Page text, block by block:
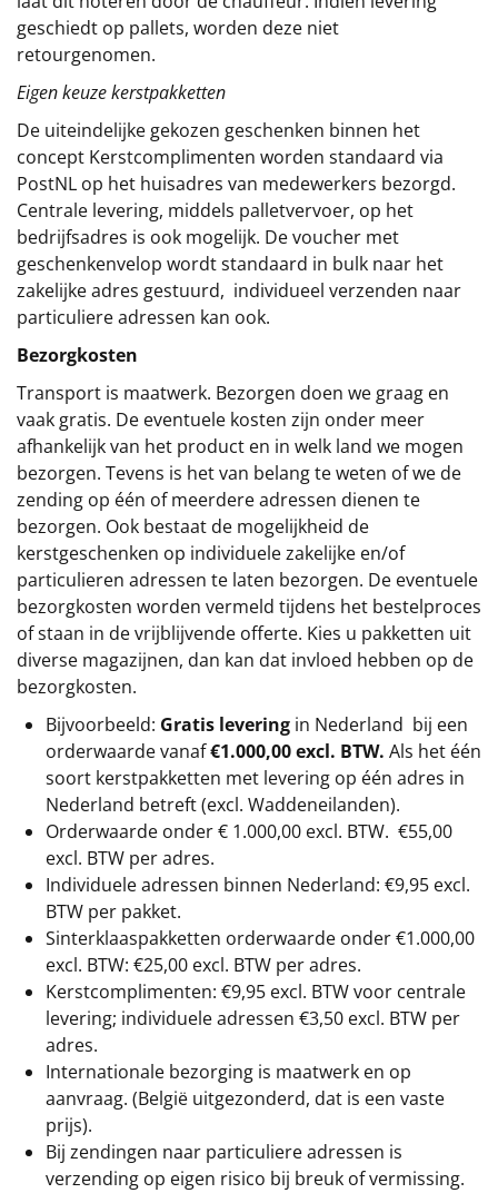
geschiedt op pallets, worden deze niet
retourgenomen.
Eigen keuze kerstpakketten
De uiteindelijke gekozen geschenken binnen het
concept Kerstcomplimenten worden standaard via
PostNL op het huisadres van medewerkers bezorgd.
Centrale levering, middels palletvervoer, op het
bedrijfsadres is ook mogelijk. De voucher met
geschenkenvelop wordt standaard in bulk naar het
zakelijke adres gestuurd, individueel verzenden naar
particuliere adressen kan ook.
Bezorgkosten
Transport is maatwerk. Bezorgen doen we graag en
vaak gratis. De eventuele kosten zijn onder meer
afhankelijk van het product en in welk land we mogen
bezorgen. Tevens is het van belang te weten of we de
zending op één of meerdere adressen dienen te
bezorgen. Ook bestaat de mogelijkheid de
kerstgeschenken op individuele zakelijke en/of
particulieren adressen te laten bezorgen. De eventuele
bezorgkosten worden vermeld tijdens het bestelproces
of staan in de vrijblijvende offerte. Kies u pakketten uit
diverse magazijnen, dan kan dat invloed hebben op de
bezorgkosten.
Bijvoorbeeld: Gratis levering in Nederland bij een
orderwaarde vanaf€1.000,00 excl. BTW. Als het één
soort kerstpakketten met levering op één adres in
Nederland betreft (excl. Waddeneilanden).
Orderwaarde onder € 1.000,00 excl. BTW. €55,00
excl. BTW per adres.
Individuele adressen binnen Nederland: €9,95 excl.
BTW per pakket.
Sinterklaaspakketten orderwaarde onder €1.000,00
excl. BTW: €25,00 excl. BTW per adres.
Kerstcomplimenten: €9,95 excl. BTW voor centrale
levering; individuele adressen €3,50 excl. BTW per
adres.
Internationale bezorging is maatwerk en op
aanvraag. (België uitgezonderd, dat is een vaste
prijs).
Bij zendingen naar particuliere adressen is
verzending op eigen risico bij breuk of vermissing.